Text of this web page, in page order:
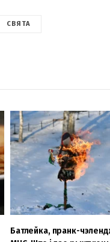
СВЯТА
Батлейка, пранк-